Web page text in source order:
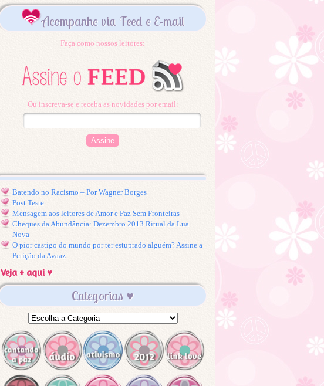
Acompanhe via Feed e E-mail
Faça como nossos leitores:
Ou inscreva-se e receba as novidades por email:
Batendo no Racismo – Por Wagner Borges
Post Teste
Mensagem aos leitores de Amor e Paz Sem Fronteiras
Cheques da Abundância: Dezembro 2013 Ritual da Lua
Nova
O pior castigo do mundo por ter estuprado alguém? Assine a
Petição da Avaaz
Veja + aqui ♥
Categorias ♥